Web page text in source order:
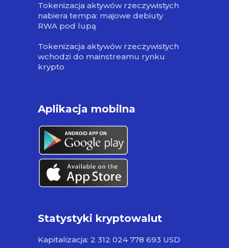
Tokenizacja aktywów rzeczywistych
nabiera tempa: majowe debiuty
RWA pod lupą
Tokenizacja aktywów rzeczywistych
wchodzi do mainstreamu rynku
krypto
Aplikacja mobilna
Statystyki kryptowalut
Kapitalizacja: 2 312 024 778 693 USD